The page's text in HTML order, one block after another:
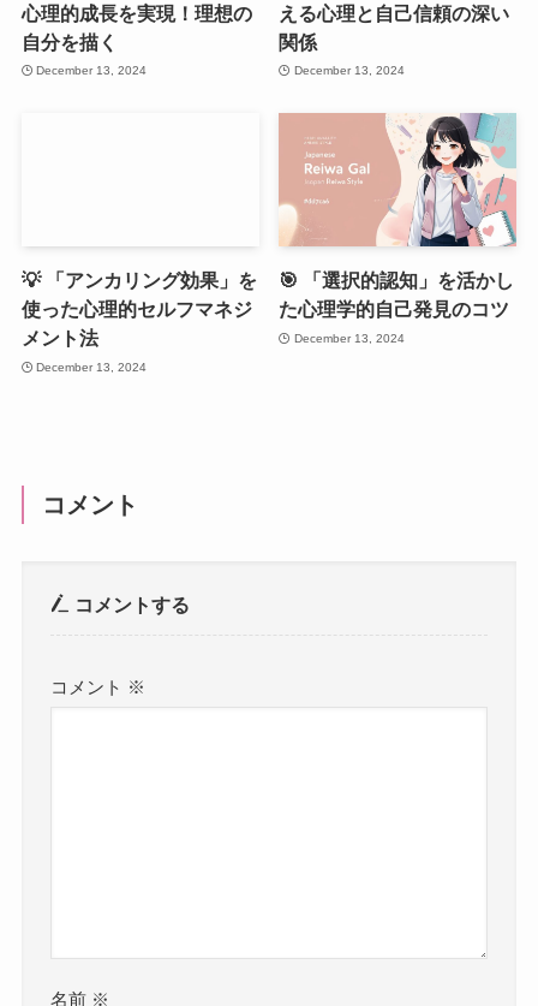
心理的成長を実現！理想の
自分を描く
December 13, 2024
える心理と自己信頼の深い
関係
December 13, 2024
💡 「アンカリング効果」を
使った心理的セルフマネジ
メント法
December 13, 2024
🎯 「選択的認知」を活かし
た心理学的自己発見のコツ
December 13, 2024
コメント
コメントする
コメント ※
名前 ※